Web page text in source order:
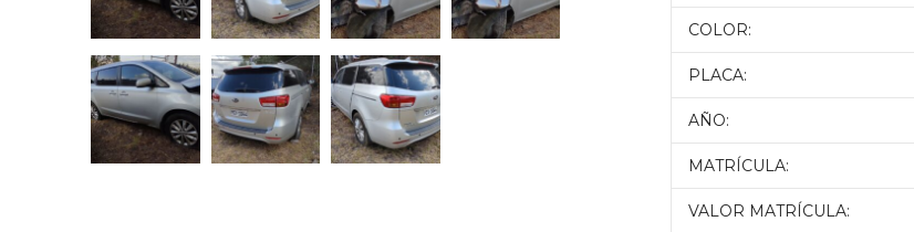
COLOR:
PLACA:
AÑO:
MATRÍCULA:
VALOR MATRÍCULA: